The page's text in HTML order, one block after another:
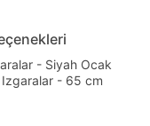
- Siyah Ocak
Izgaralar - 65 cm